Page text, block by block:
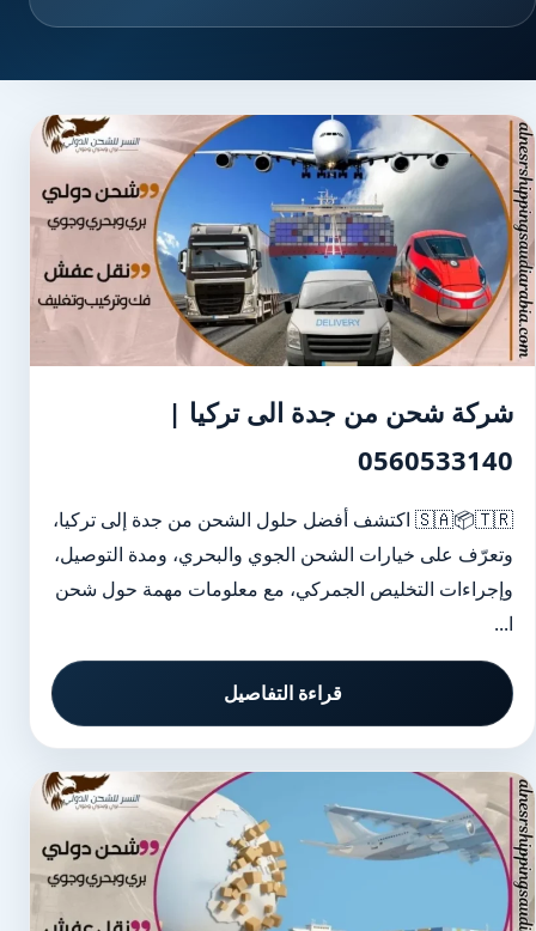
شركة شحن من جدة الى تركيا |
0560533140
🇸🇦📦🇹🇷 اكتشف أفضل حلول الشحن من جدة إلى تركيا،
وتعرّف على خيارات الشحن الجوي والبحري، ومدة التوصيل،
وإجراءات التخليص الجمركي، مع معلومات مهمة حول شحن
ا...
قراءة التفاصيل